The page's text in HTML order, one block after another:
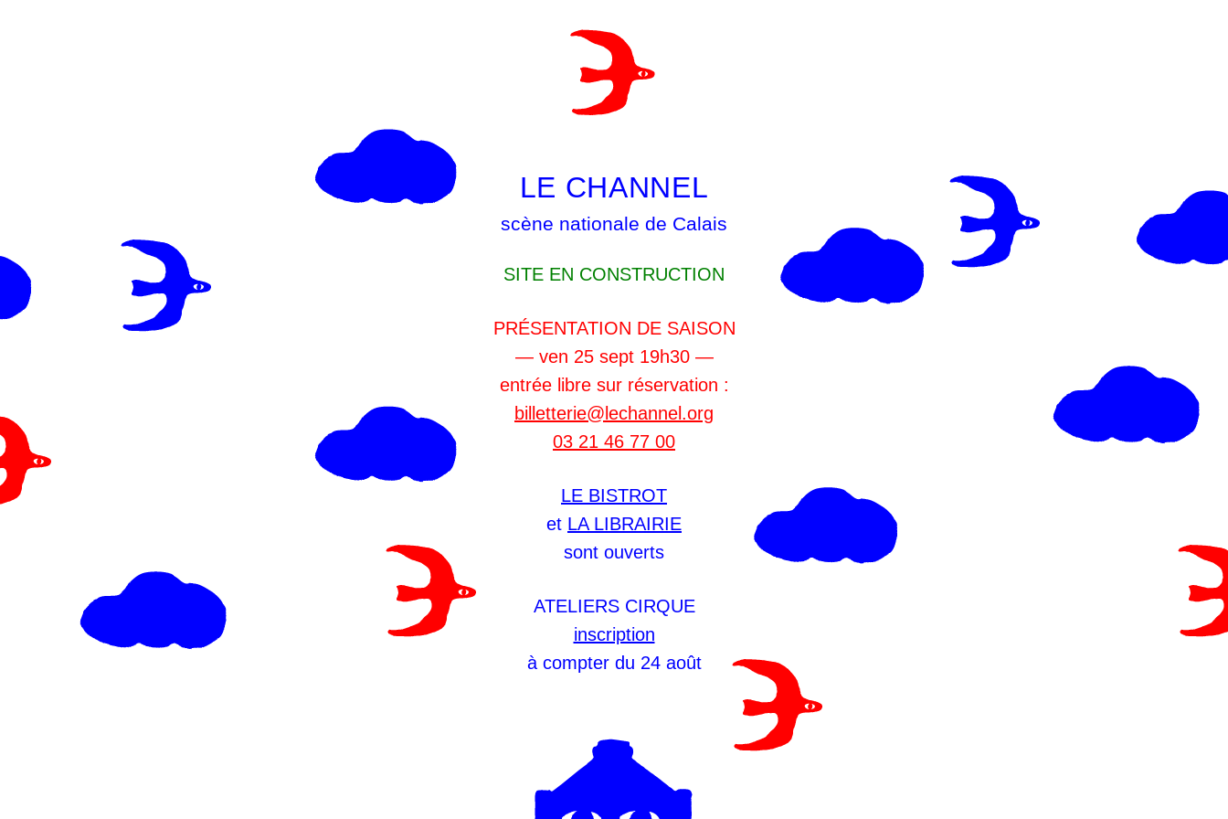
LE CHANNEL
scène nationale de Calais
SITE EN CONSTRUCTION
PRÉSENTATION DE SAISON
— ven 25 sept 19h30 —
entrée libre sur réservation :
billetterie@lechannel.org
03 21 46 77 00
LE BISTROT
et LA LIBRAIRIE
sont ouverts
ATELIERS CIRQUE
inscription
à compter du 24 août